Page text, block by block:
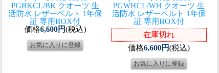
PGBKCL/BK クオーツ 生
活防水 レザーベルト 1年保
証 専用BOX付
価格6,600円(税込)
PGWHCL/WH クオーツ 生
活防水 レザーベルト 1年保
証 専用BOX付
在庫切れ
価格6,600円(税込)